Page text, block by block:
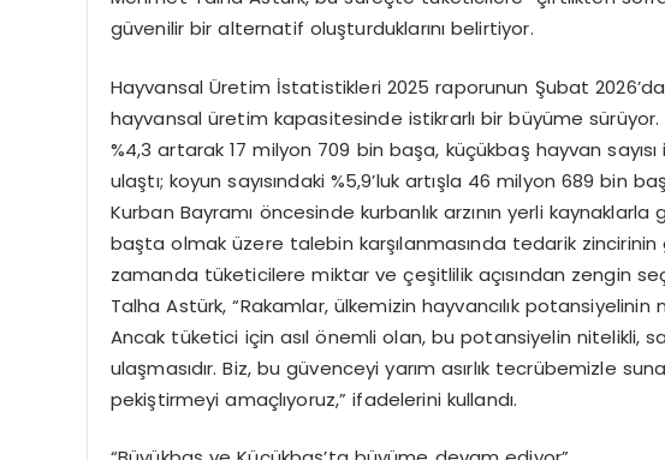
güvenilir bir alternatif oluşturduklarını belirtiyor.
Hayvansal Üretim İstatistikleri 2025 raporunun Şubat
hayvansal üretim kapasitesinde istikrarlı bir büyüme sürüyor.
%4,3 artarak 17 milyon 709 bin başa, küçükbaş hayvan
ulaştı; koyun sayısındaki %5,9’luk artışla 46 milyon 689 bin
Kurban Bayramı öncesinde kurbanlık arzının yerli
başta olmak üzere talebin karşılanmasında tedarik
zamanda tüketicilere miktar ve çeşitlilik açısından zengin
Talha Astürk, “Rakamlar, ülkemizin hayvancılık
Ancak tüketici için asıl önemli olan, bu potansiyelin nitelikli,
ulaşmasıdır. Biz, bu güvenceyi yarım asırlık tecrübemizle
pekiştirmeyi amaçlıyoruz,” ifadelerini kullandı.